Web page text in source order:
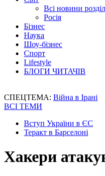
Всі новини
Росія
Бізнес
Наука
Шоу-бізнес
Спорт
Lifestyle
БЛОГИ ЧИТАЧІВ
СПЕЦТЕМА: Війна в Ірані
ВСІ ТЕМИ
Вступ України в ЄС
Теракт в Барселоні
Хакери